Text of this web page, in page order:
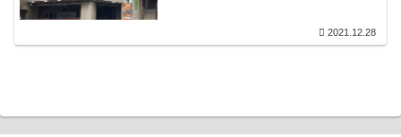
2021.12.28